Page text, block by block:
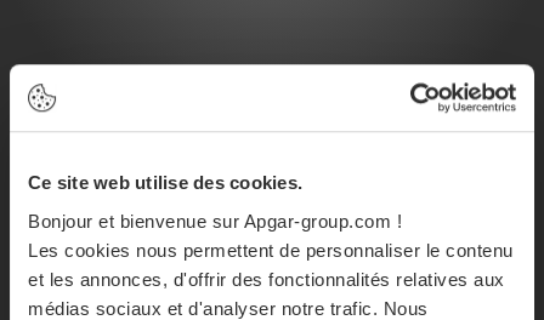
Ce site web utilise des cookies.
Bonjour et bienvenue sur Apgar-group.com !
Les cookies nous permettent de personnaliser le contenu
et les annonces, d'offrir des fonctionnalités relatives aux
médias sociaux et d'analyser notre trafic. Nous
En direct de
Future of IT !.